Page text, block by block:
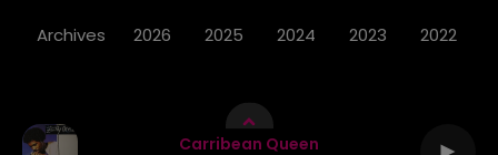
Carribean Queen
Archives 2026 2025 2024 2023 2022